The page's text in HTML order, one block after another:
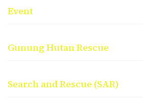
Event
Gunung Hutan Rescue
Search and Rescue (SAR)